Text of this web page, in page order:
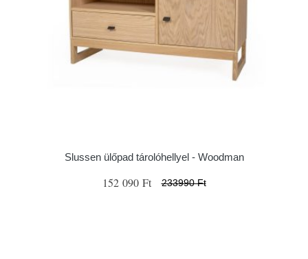
Slussen ülőpad tárolóhellyel - Woodman
152 090 Ft 233990 Ft